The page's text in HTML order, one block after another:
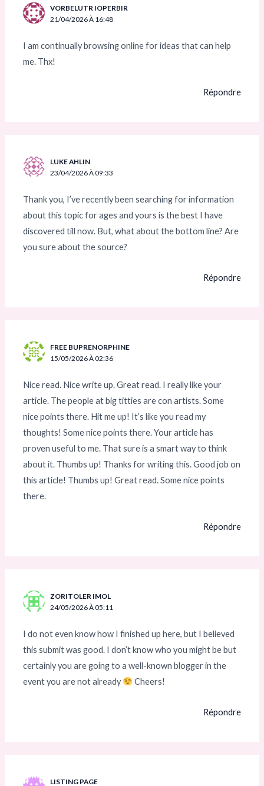
VORBELUTR IOPERBIR
21/04/2026 À 16:48
I am continually browsing online for ideas that can help
me. Thx!
Répondre
LUKE AHLIN
23/04/2026 À 09:33
Thank you, I’ve recently been searching for information
about this topic for ages and yours is the best I have
discovered till now. But, what about the bottom line? Are
you sure about the source?
Répondre
FREE BUPRENORPHINE
15/05/2026 À 02:36
Nice read. Nice write up. Great read. I really like your
article. The people at big titties are con artists. Some
nice points there. Hit me up! It’s like you read my
thoughts! Some nice points there. Your article has
proven useful to me. That sure is a smart way to think
about it. Thumbs up! Thanks for writing this. Good job on
this article! Thumbs up! Great read. Some nice points
there.
Répondre
ZORITOLER IMOL
24/05/2026 À 05:11
I do not even know how I finished up here, but I believed
this submit was good. I don’t know who you might be but
certainly you are going to a well-known blogger in the
event you are not already
Cheers!
Répondre
LISTING PAGE